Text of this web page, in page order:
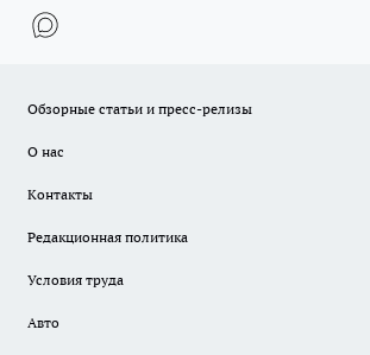
Обзорные статьи и пресс-релизы
О нас
Контакты
Редакционная политика
Условия труда
Авто